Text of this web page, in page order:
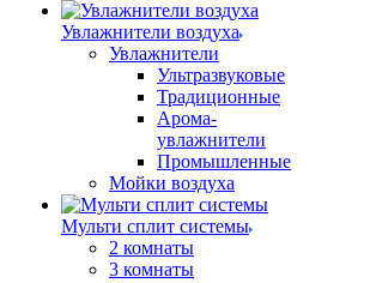
Увлажнители воздуха
Увлажнители
Ультразвуковые
Традиционные
Арома-
увлажнители
Промышленные
Мойки воздуха
Мульти сплит системы
2 комнаты
3 комнаты